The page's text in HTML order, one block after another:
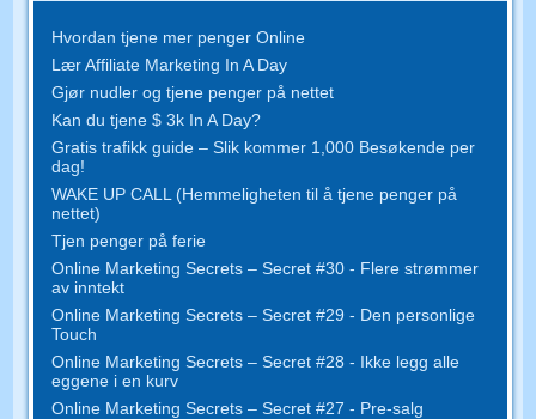
Hvordan tjene mer penger Online
Lær Affiliate Marketing In A Day
Gjør nudler og tjene penger på nettet
Kan du tjene $ 3k In A Day?
Gratis trafikk guide – Slik kommer 1,000 Besøkende per
dag!
WAKE UP CALL (Hemmeligheten til å tjene penger på
nettet)
Tjen penger på ferie
Online Marketing Secrets – Secret #30 - Flere strømmer
av inntekt
Online Marketing Secrets – Secret #29 - Den personlige
Touch
Online Marketing Secrets – Secret #28 - Ikke legg alle
eggene i en kurv
Online Marketing Secrets – Secret #27 - Pre-salg